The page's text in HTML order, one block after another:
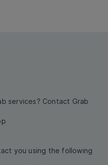
services? Contact Grab
you using the following